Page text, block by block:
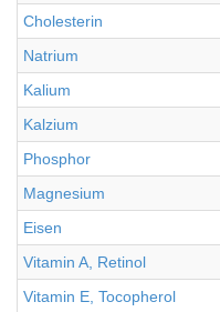
Cholesterin
Natrium
Kalium
Kalzium
Phosphor
Magnesium
Eisen
Vitamin A, Retinol
Vitamin E, Tocopherol